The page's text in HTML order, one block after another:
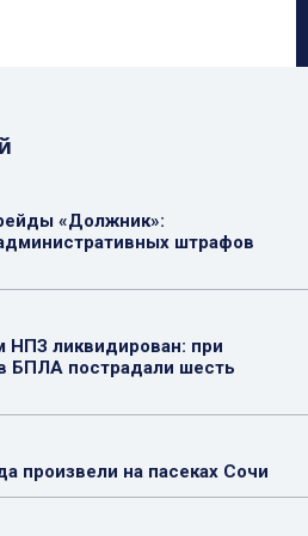
«Должник»:
штрафов
НПЗ ликвидирован: при
БПЛА пострадали шесть
произвели на пасеках Сочи